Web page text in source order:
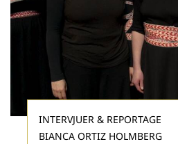
INTERVJUER & REPORTAGE
BIANCA ORTIZ HOLMBERG